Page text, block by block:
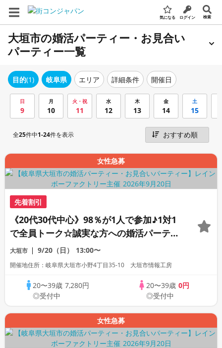
気になる ログイン 検索
大垣市の婚活パーティー・お見合い
パーティー一覧
目的(1) 岐阜県 エリア 詳細条件 開催日
日
9
月
10
火・祝
11
水
12
木
13
金
14
土
15
全25件中1-24件を表示
女性急募
先着割引
《20代30代中心》98％が1人で参加♪1対1
で全員トーク☆誠実な方への婚活パーティ
ー
大垣市 9/20（日） 13:00〜
開催地住所：岐阜県大垣市小野4丁目35-10 大垣市情報工房
20〜39歳 7,280円
◎受付中
20〜39歳 0円
◎受付中
女性急募